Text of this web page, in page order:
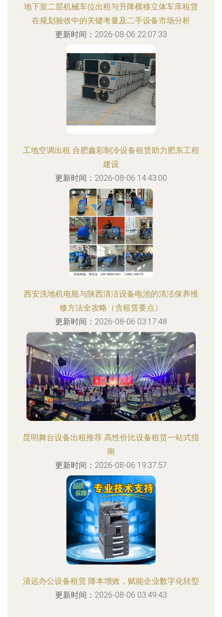
地下室二层机械车位出租与升降横移立体车库租赁
在规划验收中的关键考量及二手设备市场分析
更新时间：2026-08-06 22:07:33
工地空调出租 合肥鑫彩制冷设备租赁助力肥东工程
建设
更新时间：2026-08-06 14:43:00
西安洗地机电瓶与陕西清洁设备电池的清洁保养维
修方法全攻略（含租赁要点）
更新时间：2026-08-06 03:17:48
昆明舞台设备出租推荐 高性价比设备租赁一站式指
南
更新时间：2026-08-06 19:37:57
清远办公设备租赁 降本增效，赋能企业数字化转型
更新时间：2026-08-06 03:49:43